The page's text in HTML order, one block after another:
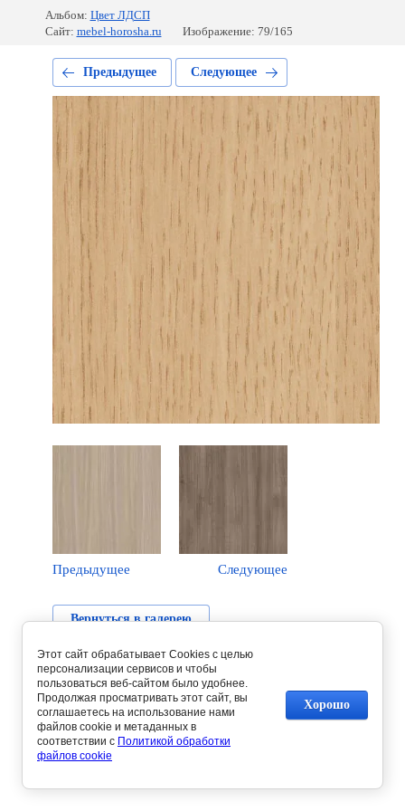
Альбом: Цвет ЛДСП
Сайт: mebel-horosha.ru Изображение: 79/165
Предыдущее Следующее
Предыдущее Следующее
Вернуться в галерею
Этот сайт обрабатывает Cookies с целью
персонализации сервисов и чтобы
пользоваться веб-сайтом было удобнее.
Продолжая просматривать этот сайт, вы
соглашаетесь на использование нами
файлов cookie и метаданных в
соответствии с Политикой обработки
файлов cookie
Хорошо